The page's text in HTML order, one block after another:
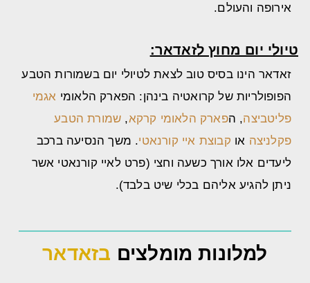
אירופה והעולם.
טיולי יום מחוץ לזאדאר:
זאדאר הינו בסיס טוב לצאת לטיולי יום בשמורות הטבע
הפופולריות של קרואטיה בינהן: הפארק הלאומי אגמי
פליטביצה, הפארק הלאומי קרקא, שמורת הטבע
פקלניצה או קבוצת איי קורנאטי. משך הנסיעה ברכב
ליעדים אלו אורך כשעה וחצי (פרט לאיי קורנאטי אשר
ניתן להגיע אליהם בכלי שיט בלבד).
למלונות מומלצים בזאדאר